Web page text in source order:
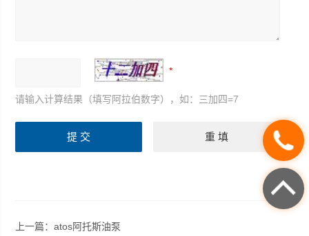
请输入计算结果（填写阿拉伯数字），如：三加四=7
上一篇：atos阿托斯油泵